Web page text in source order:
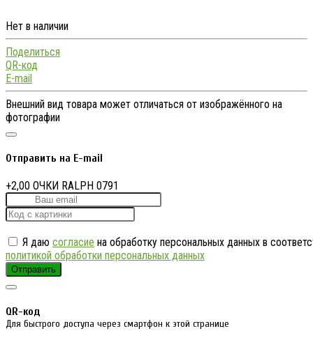
Нет в наличии
Поделиться
QR-код
E-mail
Внешний вид товара может отличаться от изображённого на
фотографии
Отправить на E-mail
+2,00 ОЧКИ RALPH 0791
Я даю согласие на обработку персональных данных в
политикой обработки персональных данных
Отправить
QR-код
Для быстрого доступа через смартфон к этой странице